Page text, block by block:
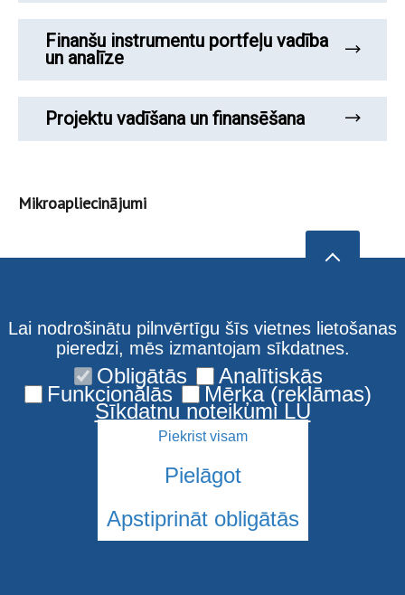
Finanšu instrumentu portfeļu vadība
un analīze
Projektu vadīšana un finansēšana
Mikroapliecinājumi
© 2026 Latvijas Universitāte. Visas tiesības aizsargātas
Lai nodrošinātu pilnvērtīgu šīs vietnes lietošanas
pieredzi, mēs izmantojam sīkdatnes.
Obligātās Analītiskās
Funkcionālās Mērķa (reklāmas)
Sīkdatņu noteikumi LU
Piekrist visam
Pielāgot
Apstiprināt obligātās